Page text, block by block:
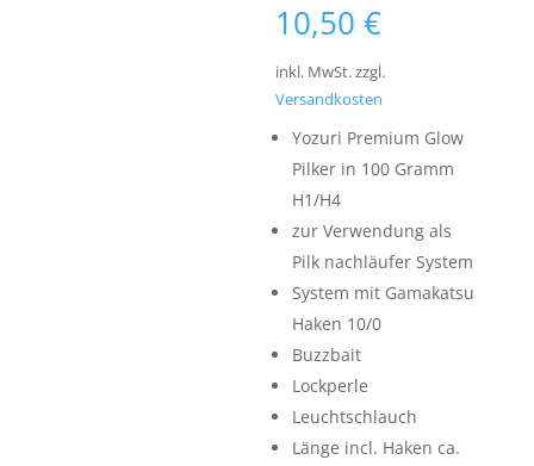
10,50€
inkl. MwSt.zzgl.
Versandkosten
Yozuri Premium Glow
Pilker in 100 Gramm
H1/H4
zur Verwendung als
Pilk nachläufer System
System mit Gamakatsu
Haken 10/0
Buzzbait
Lockperle
Leuchtschlauch
Länge incl. Haken ca.